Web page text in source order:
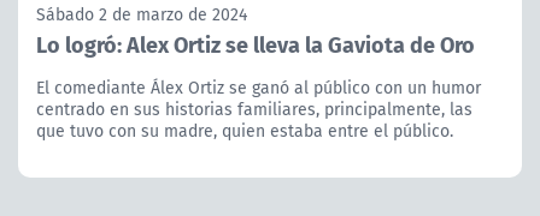
Sábado 2 de marzo de 2024
Lo logró: Alex Ortiz se lleva la Gaviota de Oro
El comediante Álex Ortiz se ganó al público con un humor
centrado en sus historias familiares, principalmente, las
que tuvo con su madre, quien estaba entre el público.